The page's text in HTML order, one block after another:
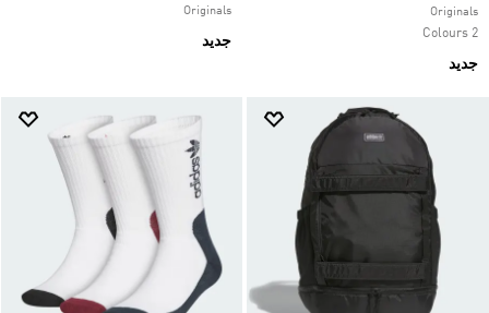
Originals
2 Colours
جديد
Originals
جديد